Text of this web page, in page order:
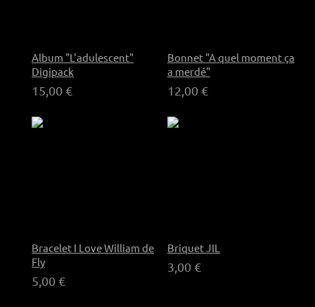
Album "L'adulescent"
Digipack
15,00 €
Bonnet "A quel moment ça
a merdé"
12,00 €
Bracelet I Love William de
Fly
5,00 €
Briquet JIL
3,00 €